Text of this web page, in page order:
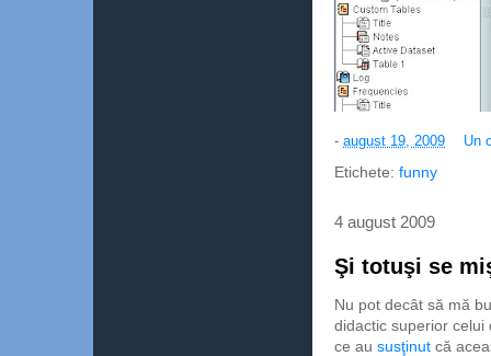
- august 19, 2009 Un
Etichete: funny
4 august 2009
Şi totuşi se
Nu pot decât să mă
didactic superior
ce au susţinut că